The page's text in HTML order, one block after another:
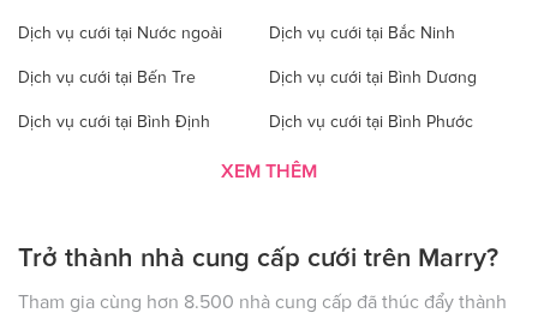
Dịch vụ cưới tại Nước ngoài Dịch vụ cưới tại Bắc Ninh
Dịch vụ cưới tại Bến Tre Dịch vụ cưới tại Bình Dương
Dịch vụ cưới tại Bình Định Dịch vụ cưới tại Bình Phước
Dịch vụ cưới tại Bình Thuận Dịch vụ cưới tại Cà Mau
Dịch vụ cưới tại Hà Nội Dịch vụ cưới tại Đăk Nông
Dịch vụ cưới tại Điện Biên Dịch vụ cưới tại Đồng Nai
XEM THÊM
Trở thành nhà cung cấp cưới trên Marry?
Tham gia cùng hơn 8.500 nhà cung cấp đã thúc đẩy thành